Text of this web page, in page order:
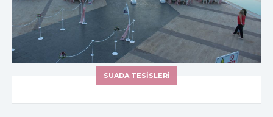
SUADA TESİSLERİ